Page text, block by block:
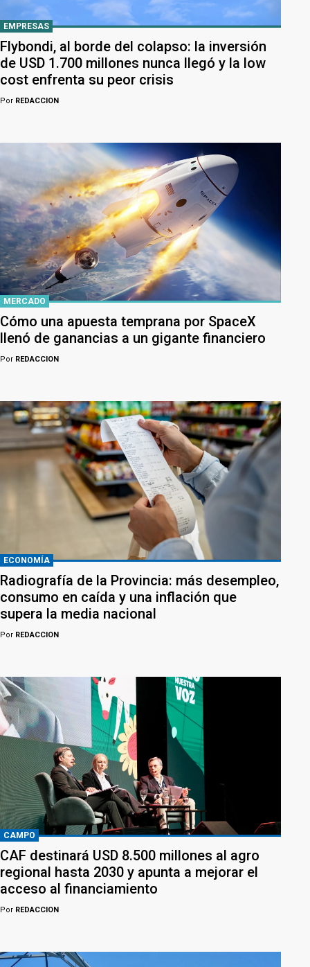
EMPRESAS
Flybondi, al borde del colapso: la inversión
de USD 1.700 millones nunca llegó y la low
cost enfrenta su peor crisis
Por REDACCION
MERCADO
Cómo una apuesta temprana por SpaceX
llenó de ganancias a un gigante financiero
Por REDACCION
ECONOMÍA
Radiografía de la Provincia: más desempleo,
consumo en caída y una inflación que
supera la media nacional
Por REDACCION
CAMPO
CAF destinará USD 8.500 millones al agro
regional hasta 2030 y apunta a mejorar el
acceso al financiamiento
Por REDACCION